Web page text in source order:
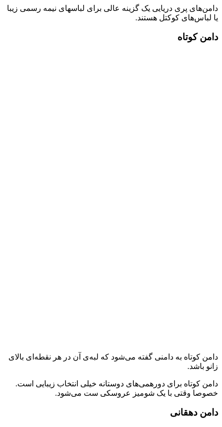
دامن­‌های پری دریایی یک گزینه عالی برای لباس­های نیمه رسمی زیبا
یا لباس‌­های کوکتل هستند.
دامن کوتاه
دامن کوتاه به دامنی گفته می‌­شود که لبه‌ی آن در هر نقطه‌ای بالای
زانو باشد.
دامن کوتاه برای دورهمی‌های دوستانه خیلی انتخاب زیبایی است.
خصوصا وقتی با یک شومیز عروسکی ست می‌شود.
دامن دهقانی